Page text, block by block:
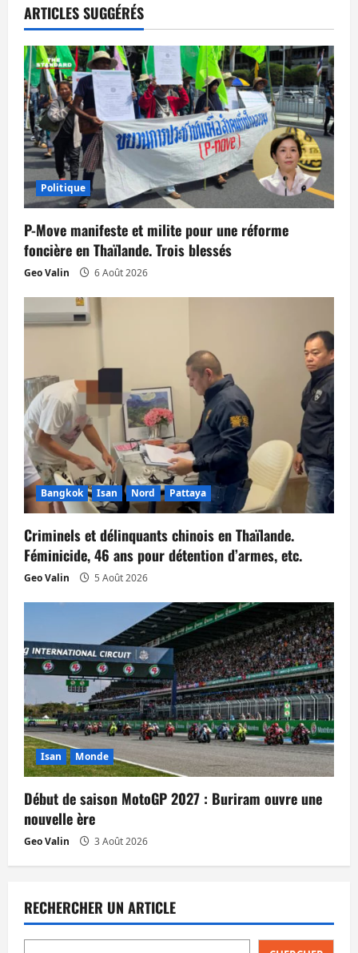
t
i
o
n
d
’
a
r
t
i
l
e
ARTICLES SUGGÉRÉS
Politique
P-Move manifeste et milite pour une réforme
foncière en Thaïlande. Trois blessés
Geo Valin 6 Août 2026
Bangkok Isan Nord Pattaya
Criminels et délinquants chinois en Thaïlande.
Féminicide, 46 ans pour détention d’armes, etc.
Geo Valin 5 Août 2026
Isan Monde
Début de saison MotoGP 2027 : Buriram ouvre une
nouvelle ère
Geo Valin 3 Août 2026
RECHERCHER UN ARTICLE